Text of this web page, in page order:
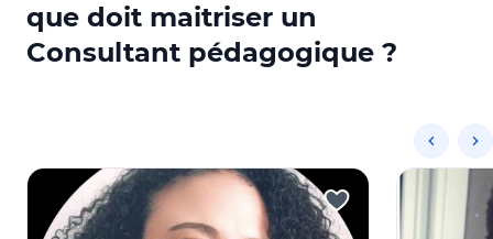
que doit maitriser un
Consultant pédagogique ?